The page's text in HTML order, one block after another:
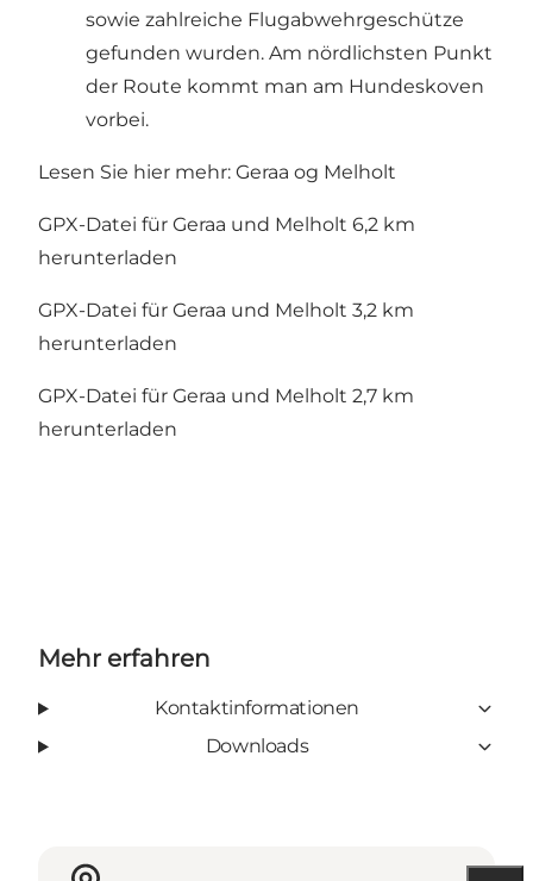
sowie zahlreiche Flugabwehrgeschütze
gefunden wurden. Am nördlichsten Punkt
der Route kommt man am Hundeskoven
vorbei.
Lesen Sie hier mehr: Geraa og Melholt
GPX-Datei für Geraa und Melholt 6,2 km
herunterladen
GPX-Datei für Geraa und Melholt 3,2 km
herunterladen
GPX-Datei für Geraa und Melholt 2,7 km
herunterladen
Mehr erfahren
Kontaktinformationen
Downloads